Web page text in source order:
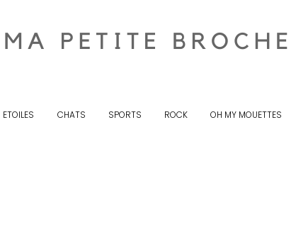
ETOILES CHATS SPORTS ROCK OH MY MOUETTES